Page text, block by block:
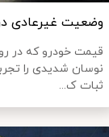
وضعیت غیرعادی در
قیمت خودرو که در
نوسان شدیدی را
ثبات ک...